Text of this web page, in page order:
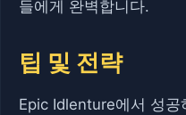
들에게 완벽합니다.
팁 및 전략
Epic Idlenture에서 성공